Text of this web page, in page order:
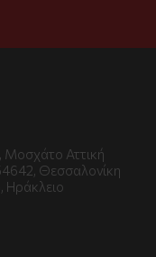
Μοσχάτο Αττική
Θεσσαλονίκη
Ηράκλειο